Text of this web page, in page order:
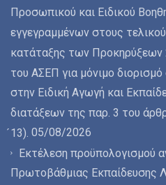
Προσωπικού και Ειδικού
εγγεγραμμένων στους
κατάταξης των
του ΑΣΕΠ για μόνιμο
στην Ειδική Αγωγή και
διατάξεων της παρ. 3 του
́13). 05/08/2026
Εκτέλεση προϋπολογισμού
Πρωτοβάθμιας Εκπαίδευσης